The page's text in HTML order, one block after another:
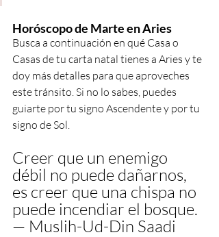
Horóscopo de Marte en Aries
Busca a continuación en qué Casa o
Casas de tu carta natal tienes a Aries y te
doy más detalles para que aproveches
este tránsito. Si no lo sabes, puedes
guiarte por tu signo Ascendente y por tu
signo de Sol.
Creer que un enemigo
débil no puede dañarnos,
es creer que una chispa no
puede incendiar el bosque.
— Muslih-Ud-Din Saadi